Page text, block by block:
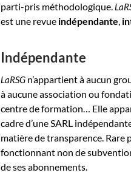
parti-pris méthodologique.
est une revue indépendante,
Indépendante
LaRSG n’appartient à aucun
à aucune association ou
centre de formation… Elle
cadre d’une SARL
matière de transparence.
fonctionnant non de
de ses abonnements.